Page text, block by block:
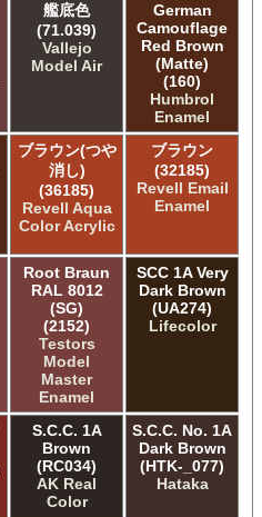
艦底色
(71.039)
Vallejo
Model Air
German
Camouflage
Red Brown
(Matte)
(160)
Humbrol
Enamel
ブラウン(つや
消し)
(36185)
Revell Aqua
Color Acrylic
ブラウン
(32185)
Revell Email
Enamel
Root Braun
RAL 8012
(SG)
(2152)
Testors
Model
Master
Enamel
SCC 1A Very
Dark Brown
(UA274)
Lifecolor
S.C.C. 1A
Brown
(RC034)
AK Real
Color
S.C.C. No. 1A
Dark Brown
(HTK-_077)
Hataka